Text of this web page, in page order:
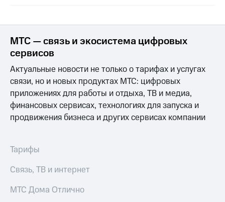
МТС — связь и экосистема цифровых
сервисов
Актуальные новости не только о тарифах и услугах
связи, но и новых продуктах МТС: цифровых
приложениях для работы и отдыха, ТВ и медиа,
финансовых сервисах, технологиях для запуска и
продвижения бизнеса и других сервисах компании
Тарифы
Связь, ТВ и интернет
МТС Дома Отлично